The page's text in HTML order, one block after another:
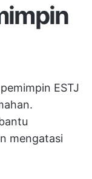
ESTJ
mengatasi